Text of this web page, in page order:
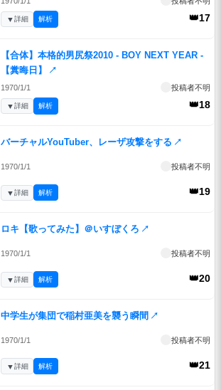
👑17
▼詳細 解析
【合体】本格的男尻祭2010 - BOY NEXT YEAR -
【糞晦日】
↗
1970/1/1 投稿者不明
👑18
▼詳細 解析
バーチャルYouTuber、レーザ攻撃をする ↗
1970/1/1 投稿者不明
👑19
▼詳細 解析
ロキ【歌ってみた】＠いすぼくろ ↗
1970/1/1 投稿者不明
👑20
▼詳細 解析
中学生が集団で稲村亜美を襲う瞬間 ↗
1970/1/1 投稿者不明
👑21
▼詳細 解析